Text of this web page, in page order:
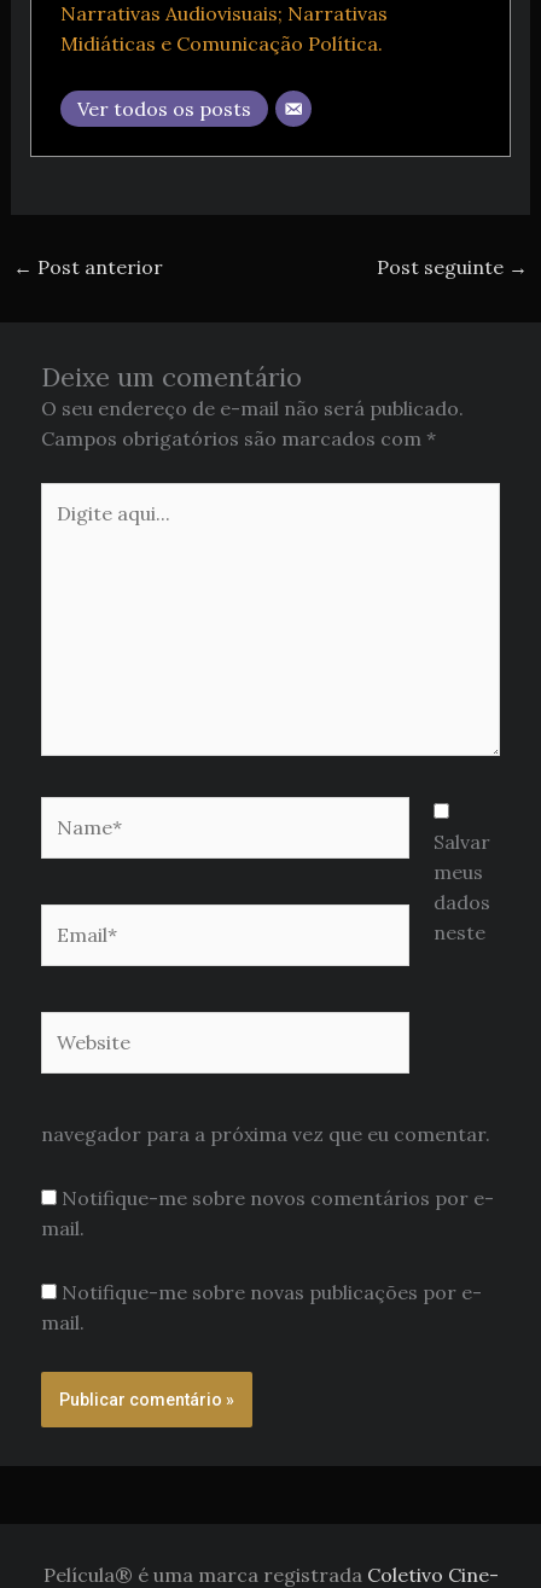
Narrativas Audiovisuais; Narrativas
Midiáticas e Comunicação Política.
Ver todos os posts
← Post anterior Post seguinte →
Deixe um comentário
O seu endereço de e-mail não será publicado.
Campos obrigatórios são marcados com*
aqui...
Salvar
meus
dados
neste
navegador para a próxima vez que eu comentar.
Notifique-me sobre novos comentários por e-
mail.
Notifique-me sobre novas publicações por e-
mail.
Película® é uma marca registrada Coletivo Cine-